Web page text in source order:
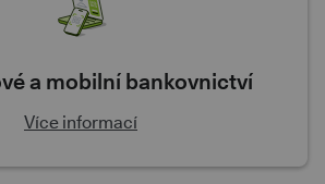
a mobilní bankovnictví
Více informací